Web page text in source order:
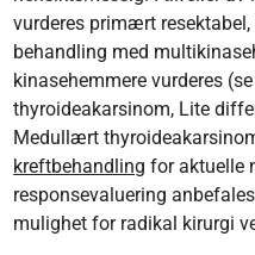
vurderes primært
behandling med
kinasehemmere vurderes
thyroideakarsinom, Lite
Medullært
kreftbehandling for aktuelle
responsevaluering
mulighet for radikal kirurgi